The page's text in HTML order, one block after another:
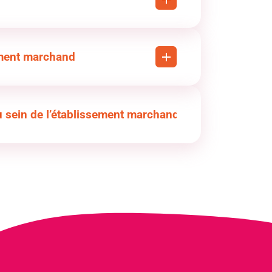
marchand
de l’établissement marchand